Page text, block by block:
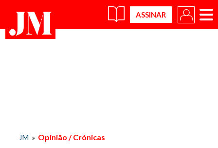
×
JM » Opinião / Crónicas